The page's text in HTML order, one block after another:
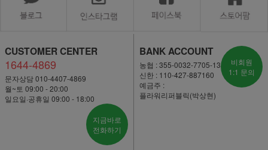
CUSTOMER CENTER
1644-4869
문자상담 010-4407-4869
월~토 09:00 - 20:00
일요일·공휴일 09:00 - 18:00
지금바로
전화하기
BANK ACCOUNT
농협 : 355-0032-7705-13
신한 : 110-427-887160
예금주 :
플라워리퍼블릭(박상현)
비회원
1:1 문의